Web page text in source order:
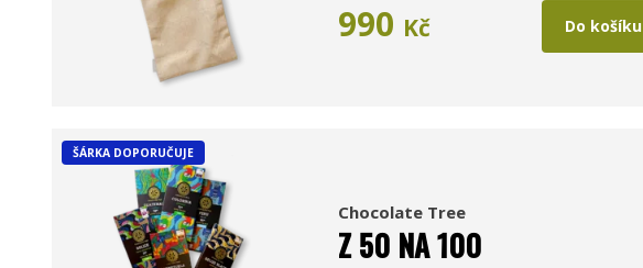
990 Kč Do košíku
ŠÁRKA DOPORUČUJE
Chocolate Tree
Z 50 NA 100